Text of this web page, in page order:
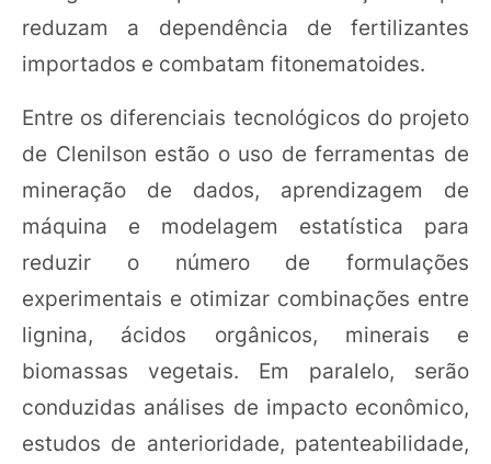
reduzam a dependência de fertilizantes
importados e combatam fitonematoides.
Entre os diferenciais tecnológicos do projeto
de Clenilson estão o uso de ferramentas de
mineração de dados, aprendizagem de
máquina e modelagem estatística para
reduzir o número de formulações
experimentais e otimizar combinações entre
lignina, ácidos orgânicos, minerais e
biomassas vegetais. Em paralelo, serão
conduzidas análises de impacto econômico,
estudos de anterioridade, patenteabilidade,